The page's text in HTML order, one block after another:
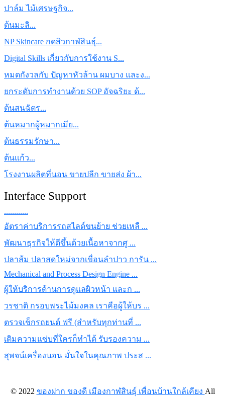
ปาล์ม ไม้เศรษฐกิจ...
ต้นมะลิ...
NP Skincare กดสิวกาฬสินธุ์...
Digital Skills เกี่ยวกับการใช้งาน S...
หมดกังวลกับ ปัญหาหัวล้าน ผมบาง และง...
ยกระดับการทำงานด้วย SOP อัจฉริยะ ด้...
ต้นสนฉัตร...
ต้นหมากผู้หมากเมีย...
ต้นธรรมรักษา...
ต้นแก้ว...
โรงงานผลิตที่นอน ขายปลีก ขายส่ง ผ้า...
Interface Support
............
อัตราค่าบริการรถสไลด์ขนย้าย ช่วยเหลื ...
พัฒนาธุรกิจให้ดีขึ้นด้วยเนื้อหาจากศู ...
ปลาส้ม ปลาสดใหม่จากเขื่อนลำปาว การัน ...
Mechanical and Process Design Engine ...
ผู้ให้บริการด้านการดูแลผิวหน้า และก ...
วรชาติ กรอบพระไม้มงคล เราคือผู้ให้บร ...
ตรวจเช็กรถยนต์ ฟรี (สำหรับทุกท่านที่ ...
เติมความแซ่บที่ใครก็ทำได้ รับรองความ ...
สุพจน์เครื่องนอน มั่นใจในคุณภาพ ประส ...
© 2022 ของฝาก ของดี เมืองกาฬสินธุ์ เพื่อนบ้านใกล้เคียง All